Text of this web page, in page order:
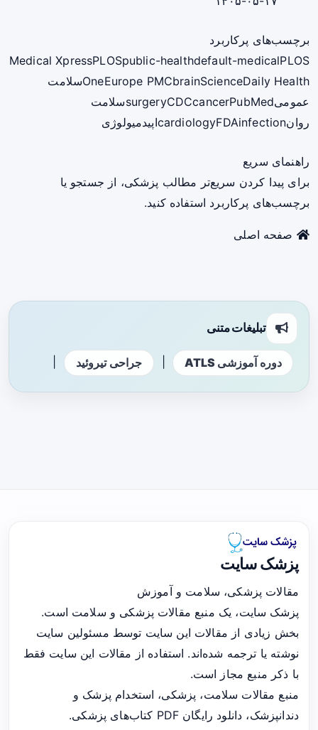
برچسب‌های پرکاربرد
Medical XpressPLOSpublic-healthdefault-medicalPLOS
OneEurope PMCbrainScienceDaily Health
سلامت
عمومی
surgeryCDCcancerPubMed
سلامت
روان
cardiologyFDAinfection اپیدمیولوژی
راهنمای سریع
برای پیدا کردن سریع‌تر مطالب پزشکی، از جستجو یا
برچسب‌های پرکاربرد استفاده کنید.
صفحه اصلی
تبلیغات متنی
دوره آموزشی ATLS جراحی تیروئید
پزشک سایت
مقالات پزشکی، سلامت و آموزش
پزشک سایت، یک منبع مقالات پزشکی و سلامت است.
بخش زیادی از مقالات این سایت توسط مسئولین سایت
نوشته یا ترجمه شده‌اند. استفاده از مقالات این سایت فقط
با ذکر منبع مجاز است.
منبع مقالات سلامت، پزشکی، استخدام پزشک و
دندانپزشک، دانلود رایگان PDF کتاب‌های پزشکی.